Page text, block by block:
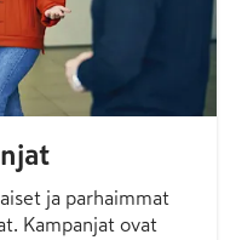
ja parhaimmat
Kampanjat ovat